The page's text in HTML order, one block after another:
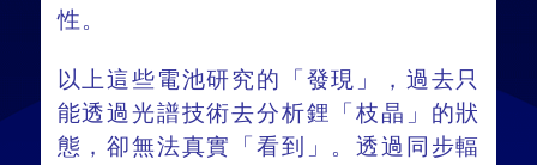
性。
以上這些電池研究的「發現」，過去只
能透過光譜技術去分析鋰「枝晶」的狀
態，卻無法真實「看到」。透過同步輻